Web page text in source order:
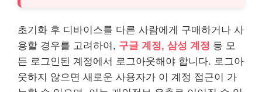
초기화 후 디바이스를 다른 사람에게 구매하거나 사
용할 경우를 고려하여, 구글 계정, 삼성 계정 등 모
든 로그인된 계정에서 로그아웃해야 합니다. 로그아
웃하지 않으면 새로운 사용자가 이 계정 접근이 가